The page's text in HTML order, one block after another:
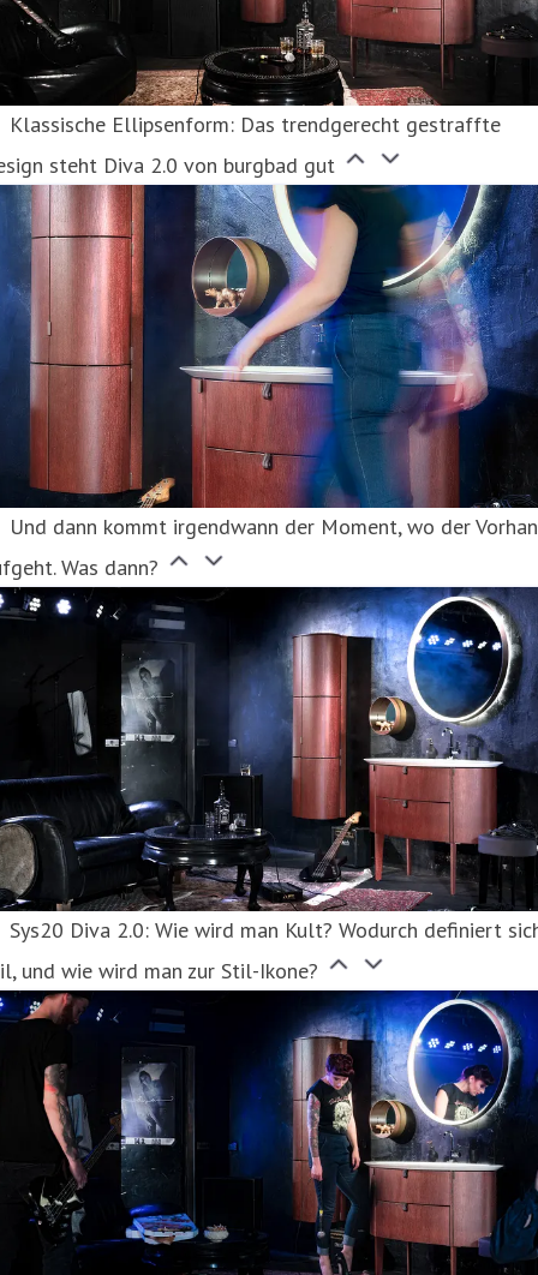
Klassische Ellipsenform: Das trendgerecht gestraffte
steht Diva 2.0 von burgbad gut
Und dann kommt irgendwann der Moment, wo der
Was dann?
Sys20 Diva 2.0: Wie wird man Kult? Wodurch definiert
und wie wird man zur Stil-Ikone?